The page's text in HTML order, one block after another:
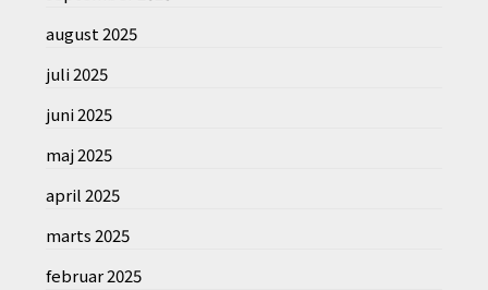
august 2025
juli 2025
juni 2025
maj 2025
april 2025
marts 2025
februar 2025